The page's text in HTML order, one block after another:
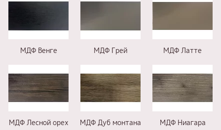
МДФ Венге МДФ Грей МДФ Латте
МДФ Лесной орех МДФ Дуб монтана МДФ Ниагара